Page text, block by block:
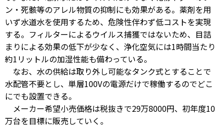
ン・死骸等のアレル物質の抑制にも効果がある。薬剤を用
いず水道水を使用するため、危険性伴わず低コストを実現
する。フィルターによるウイルス捕獲ではないため、目詰
まりによる効果の低下が少なく、浄化空気には1時間当たり
約1リットルの加湿性能も備わっている。
なお、水の供給は取り外し可能なタンク式とすることで
水配管不要とし、単層100Vの電源だけで稼働するのでどこ
にでも設置できる。
メーカー希望小売価格は税抜きで29万8000円、初年度10
万台を目標に販売していく。